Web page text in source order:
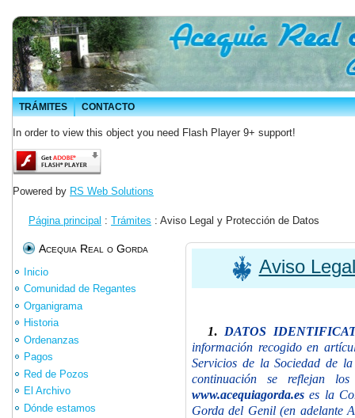
TRÁMITES CONTACTO
In order to view this object you need Flash Player 9+ support!
Powered by RS Web Solutions
Página principal : Trámites : Aviso Legal y Protección de Datos
Acequia Real o Gorda
Inicio
Comunidad de Regantes
Organigrama
Historia
Ordenanzas
Pagos
Red de Pozos
El Archivo
Dónde estamos
Aviso
1. DATOS
información recogido en
Servicios de la Sociedad de
continuación se reflejan
www.acequiagorda.es es la
Gorda del Genil (en adelante